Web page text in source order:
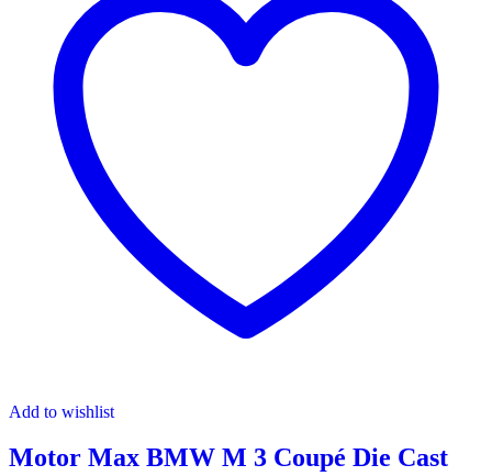
Add to wishlist
Motor Max BMW M 3 Coupé Die Cast